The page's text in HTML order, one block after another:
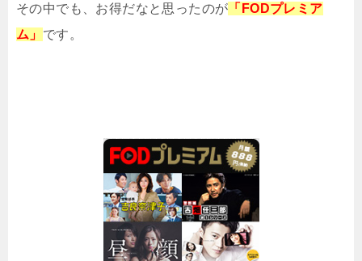
その中でも、お得だなと思ったのが 「FODプレミア
ム」 です。